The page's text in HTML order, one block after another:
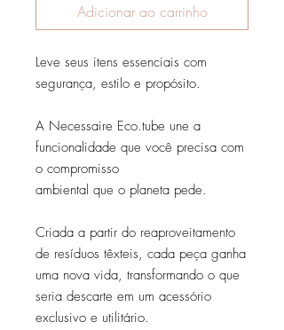
Adicionar ao carrinho
Leve seus itens essenciais com
segurança, estilo e propósito.
A Necessaire Eco.tube une a
funcionalidade que você precisa com
o compromisso
ambiental que o planeta pede.
Criada a partir do reaproveitamento
de resíduos têxteis, cada peça ganha
uma nova vida, transformando o que
seria descarte em um acessório
exclusivo e utilitário.